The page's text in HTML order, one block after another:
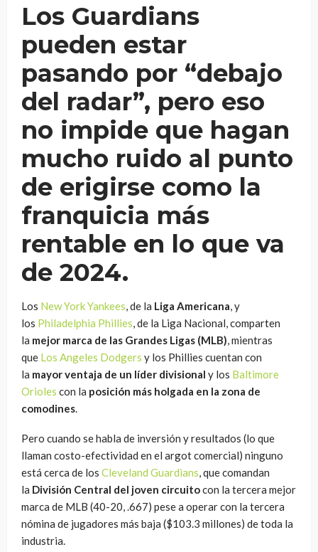
Los Guardians
pueden estar
pasando por “debajo
del radar”, pero eso
no impide que hagan
mucho ruido al punto
de erigirse como la
franquicia más
rentable en lo que va
de 2024.
Los New York Yankees, de la Liga Americana, y
los Philadelphia Phillies, de la Liga Nacional, comparten
la mejor marca de las Grandes Ligas (MLB), mientras
que Los Angeles Dodgers y los Phillies cuentan con
la mayor ventaja de un líder divisional y los Baltimore
Orioles con la posición más holgada en la zona de
comodines.
Pero cuando se habla de inversión y resultados (lo que
llaman costo-efectividad en el argot comercial) ninguno
está cerca de los Cleveland Guardians, que comandan
la División Central del joven circuitocon la tercera mejor
marca de MLB (40-20, .667) pese a operar con la tercera
nómina de jugadores más baja ($103.3 millones) de toda la
industria.